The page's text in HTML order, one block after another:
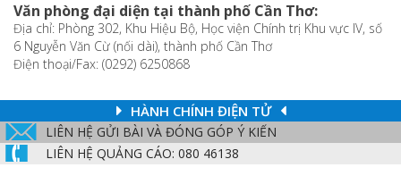
Văn phòng đại diện tại thành phố Cần Thơ:
Địa chỉ: Phòng 302, Khu Hiệu Bộ, Học viện Chính trị Khu vực IV, số
6 Nguyễn Văn Cừ (nối dài), thành phố Cần Thơ
Điện thoại/Fax: (0292) 6250868
HÀNH CHÍNH ĐIỆN TỬ
LIÊN HỆ GỬI BÀI VÀ ĐÓNG GÓP Ý KIẾN
LIÊN HỆ QUẢNG CÁO: 080 46138